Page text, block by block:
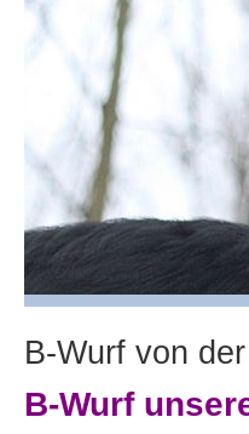
B-Wurf von
B-Wurf